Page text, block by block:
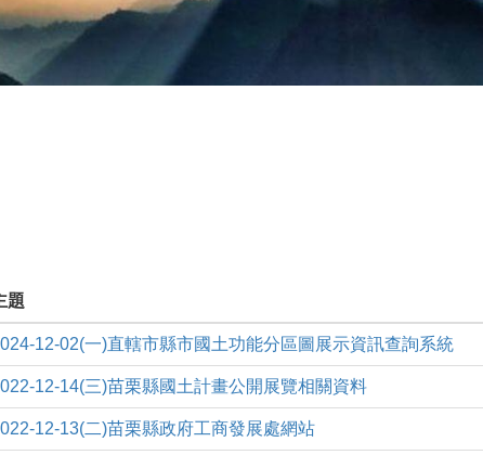
題
12-02(一)直轄市縣市國土功能分區圖展示資訊查詢系統
12-14(三)苗栗縣國土計畫公開展覽相關資料
12-13(二)苗栗縣政府工商發展處網站